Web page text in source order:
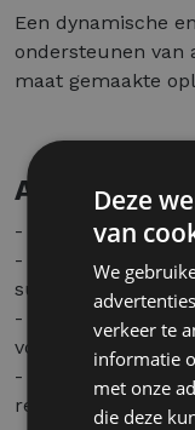
Een dynamische
ondersteunen van
maat gemaakte
Aanbod
- Competitief vast
- Bedrijfswagen,
succes te
- Intensieve
volgende niveau te
- De kans om deel
resultaatgericht
Deze
van
We
verkeer te
informatie
met onze
die deze